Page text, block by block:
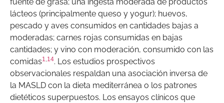
lácteos (principalmente queso y yogur); huevos,
pescado y aves consumidos en cantidades bajas a
moderadas; carnes rojas consumidas en bajas
cantidades; y vino con moderación, consumido con las
comidas1,14. Los estudios prospectivos
observacionales respaldan una asociación inversa de
la MASLD con la dieta mediterránea o los patrones
dietéticos superpuestos. Los ensayos clínicos que